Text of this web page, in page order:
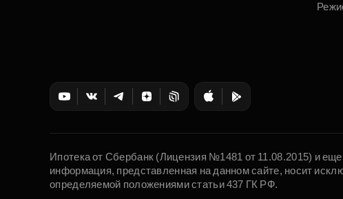
Ипотека от Сбербанк (Лицензия №1481 от 11.08.2015) и
информация, представленная на данном сайте, носит
определяемой положениями статьи 437 ГК РФ.